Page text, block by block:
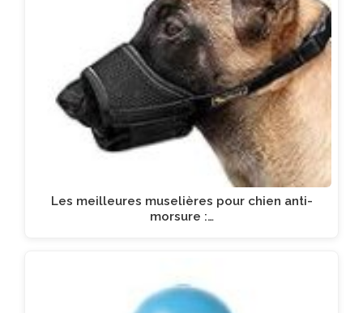
Les meilleures muselières pour chien anti-
morsure :…